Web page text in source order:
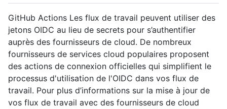
GitHub Actions Les flux de travail peuvent utiliser des
jetons OIDC au lieu de secrets pour s’authentifier
auprès des fournisseurs de cloud. De nombreux
fournisseurs de services cloud populaires proposent
des actions de connexion officielles qui simplifient le
processus d'utilisation de l'OIDC dans vos flux de
travail. Pour plus d’informations sur la mise à jour de
vos flux de travail avec des fournisseurs de cloud